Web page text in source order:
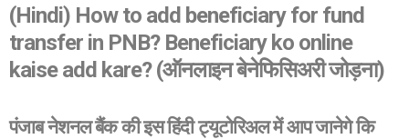
(Hindi) How to add beneficiary for fund
transfer in PNB? Beneficiary ko online
kaise add kare? (ऑनलाइन बेनेफिसिअरी जोड़ना)
पंजाब नेशनल बैंक की इस हिंदी ट्यूटोरिअल में आप जानेगे कि